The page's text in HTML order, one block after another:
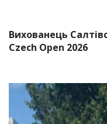
Вихованець
Czech Open 2026